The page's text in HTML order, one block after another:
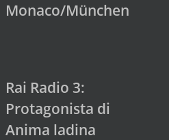
Monaco/München
Rai Radio 3:
Protagonista di
Anima ladina